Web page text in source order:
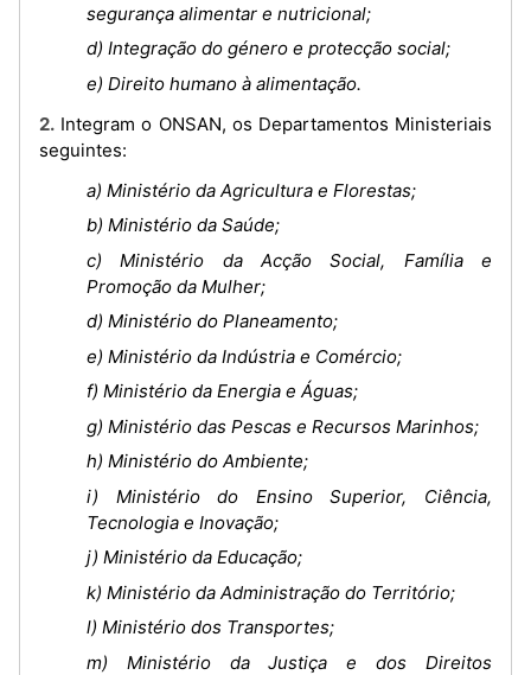
segurança alimentar e nutricional;
d) Integração do género e protecção social;
e) Direito humano à alimentação.
2. Integram o ONSAN, os Departamentos Ministeriais
seguintes:
a) Ministério da Agricultura e Florestas;
b) Ministério da Saúde;
c) Ministério da Acção Social, Família e
Promoção da Mulher;
d) Ministério do Planeamento;
e) Ministério da Indústria e Comércio;
f) Ministério da Energia e Águas;
g) Ministério das Pescas e Recursos Marinhos;
h) Ministério do Ambiente;
i) Ministério do Ensino Superior, Ciência,
Tecnologia e Inovação;
j) Ministério da Educação;
k) Ministério da Administração do Território;
l) Ministério dos Transportes;
m) Ministério da Justiça e dos Direitos